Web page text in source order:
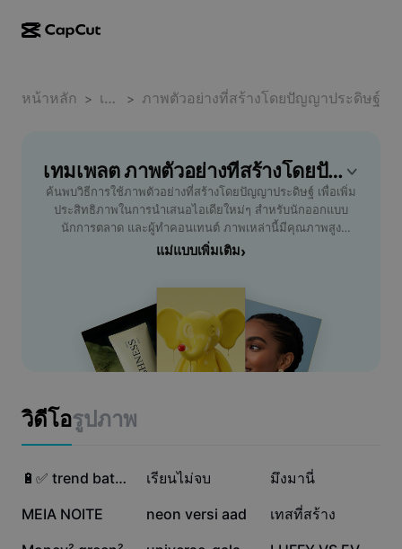
CapCut บนเดสก์ท็อป
CapCut Pad
CapCut บนมือถือ
สตูดิโอวิดีโอ
ตัวสร้างวิดีโอ AI
เครื่องมือสร้างรูปภาพ AI
Dreamina Seedance 2.5
Nano Banana Pro
เครื่องมือสร้างและแก้ไขวิดีโอ
เครื่องมือสร้างและแก้ไขรูปภาพ
เครื่องมือสร้างและแก้ไขเสียงพูด
กรณีการใช้งาน
การตลาด
แม่แบบโซเชียลมีเดีย
อื่นๆ
แม่แบบเอฟเฟกต์
แม่แบบธุรกิจ
แม่แบบอุตสาหกรรม
แม่แบบรีแคป
โครงการริเริ่ม
พันธมิตร
โปรแกรมพันธมิตรเพื่อการสร้างสรรค์
โปรแกรม CapCut Creative Campus
ศูนย์ความเชื่อถือ
ศูนย์ช่วยเหลือ
ห้องข่าว
หน้าหลัก > เทมเพลต > ภาพตัวอย่างที่สร้างโดยปัญญาประดิษฐ์
เทมเพลต ภาพตัวอย่างที่สร้างโดยปัญญาประดิษฐ์ ฟรี โดย CapCut
ค้นพบวิธีการใช้ภาพตัวอย่างที่สร้างโดยปัญญาประดิษฐ์ เพื่อเพิ่ม
ประสิทธิภาพในการนำเสนอไอเดียใหม่ๆ สำหรับนักออกแบบ
นักการตลาด และผู้ทำคอนเทนต์ ภาพเหล่านี้มีคุณภาพสูง
สามารถปรับแต่งได้ตามความต้องการ เหมาะสำหรับการสร้าง
เวลาและเพิ่มความแม่นยำ เปิดโอกาสให้คุณทดลองสร้างผลงาน
ที่แปลกใหม่ด้วยเทคโนโลยี AI ล้ำสมัย เหมาะสำหรับผู้ที่ต้องการ
พัฒนาความคิดสร้างสรรค์ในยุคดิจิทัล เลือกใช้ภาพตัวอย่างที่
สร้างโดยปัญญาประดิษฐ์ เพื่อการสร้างสรรค์ที่ตรงใจและตอบ
โจทย์ทุกกลุ่มเป้าหมาย
แม่แบบเพิ่มเติม›
วิดีโอรูปภาพ
651.5K 🔋✅ trend bateria 318.9K
เรียนไม่จบ 204.7K
มึงมานี่
133.1K
MEIA NOITE 55.2K
neon versi aad 34.2K
เทสที่สร้าง
32.5K 19.1K 8.2K